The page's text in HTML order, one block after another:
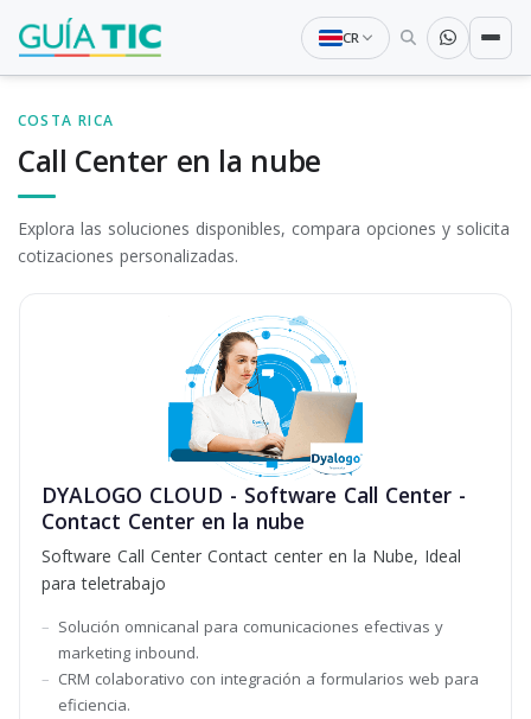
CR
COSTA RICA
Call Center en la nube
Explora las soluciones disponibles, compara opciones y solicita
cotizaciones personalizadas.
DYALOGO CLOUD - Software Call Center -
Contact Center en la nube
Software Call Center Contact center en la Nube, Ideal
para teletrabajo
Solución omnicanal para comunicaciones efectivas y
marketing inbound.
CRM colaborativo con integración a formularios web para
eficiencia.